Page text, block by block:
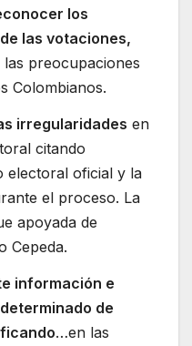
los
las votaciones,
preocupaciones
Colombianos.
irregularidades en
citando
electoral oficial y la
el proceso. La
apoyada de
Cepeda.
información e
de
…en las